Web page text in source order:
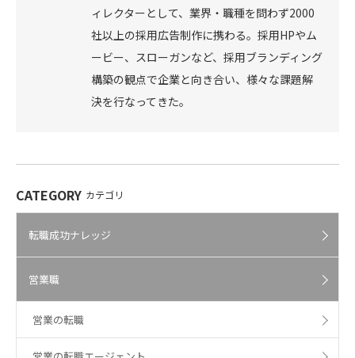
ィレクターとして、業界・職種を問わず2000
社以上の採用広告制作に携わる。採用HPやム
ービー、スローガンなど、採用ブランディング
構築の観点で企業と向き合い、様々な課題解
決を行なってきた。
CATEGORY カテゴリ
転職成功ナレッジ
営業職
営業の転職